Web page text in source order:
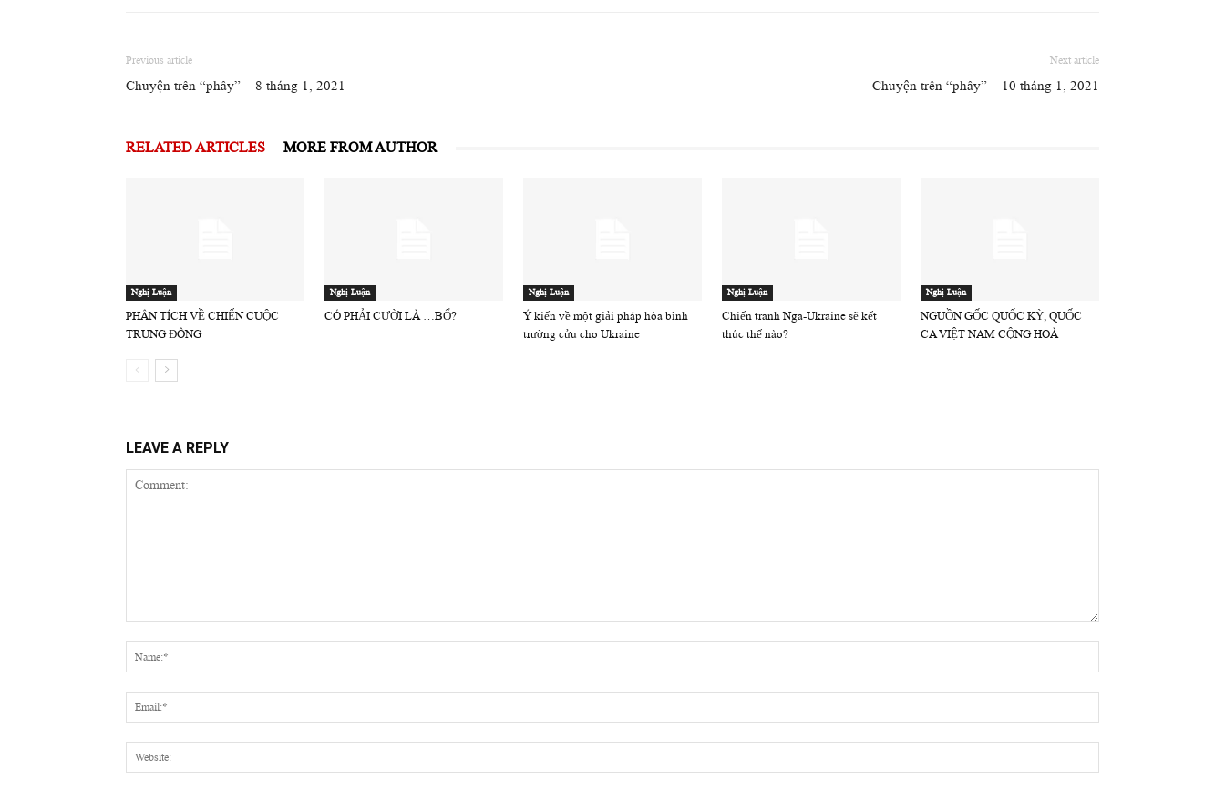
Previous article
Chuyện trên “phây” – 8 tháng 1, 2021
Next article
Chuyện trên “phây” – 10 tháng 1, 2021
RELATED ARTICLES MORE FROM AUTHOR
Nghị Luận
PHÂN TÍCH VỀ CHIẾN CUỘC
TRUNG ĐÔNG
Nghị Luận
CÓ PHẢI CƯỜI LÀ …BỔ?
Nghị Luận
Ý kiến về một giải pháp hòa bình
trường cửu cho Ukraine
Nghị Luận
Chiến tranh Nga-Ukraine sẽ kết
thúc thế nào?
Nghị Luận
NGUỒN GỐC QUỐC KỲ, QUỐC
CA VIỆT NAM CỘNG HOÀ
LEAVE A REPLY